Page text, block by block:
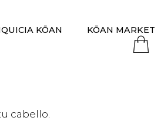
KŌAN KŌAN MARKET
cabello.